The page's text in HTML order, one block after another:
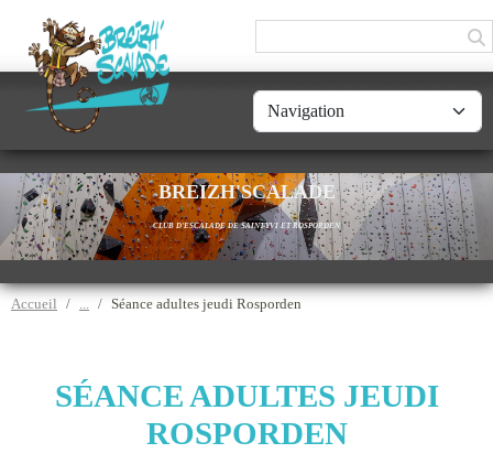
BREIZH'SCALADE
CLUB D'ESCALADE DE SAINT-YVI ET ROSPORDEN
Accueil Séance adultes jeudi Rosporden
SÉANCE ADULTES JEUDI
ROSPORDEN